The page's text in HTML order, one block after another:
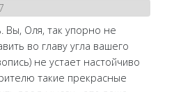
Вы, Оля, так упорно не
во главу угла вашего
не устает настойчиво
такие прекрасные